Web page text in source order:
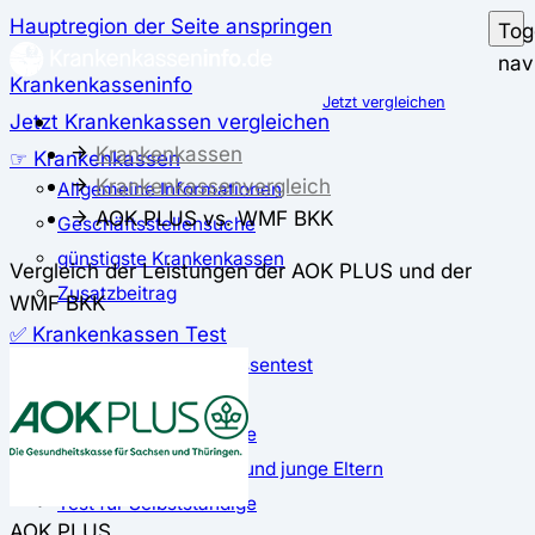
Hauptregion der Seite anspringen
Krankenkasseninfo
Jetzt Krankenkassen vergleichen
☞ Krankenkassen
Allgemeine Informationen
Geschäftsstellensuche
günstigste Krankenkassen
Zusatzbeitrag
✅ Krankenkassen Test
Der große Krankenkassentest
Test für Studierende
Test für Auszubildende
Test für Schwangere und junge Eltern
Test für Selbstständige
Jetzt vergleichen
Krankenkassen
Krankenkassenvergleich
AOK PLUS vs. WMF BKK
Vergleich der Leistungen der AOK PLUS und der
WMF BKK